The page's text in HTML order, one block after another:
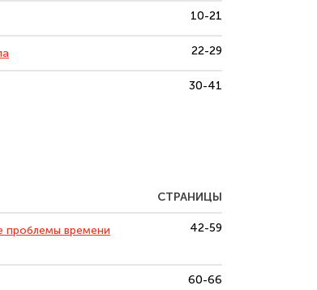
10-21
22-29
30-41
СТРАНИЦЫ
проблемы времени
42-59
60-66